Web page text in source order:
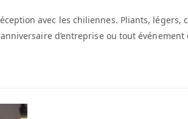
avec les chiliennes. Pliants, légers,
d’entreprise ou tout événement